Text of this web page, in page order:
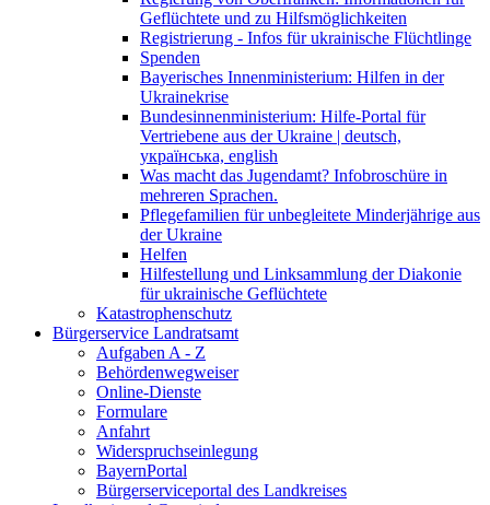
Geflüchtete und zu Hilfsmöglichkeiten
Registrierung - Infos für ukrainische Flüchtlinge
Spenden
Bayerisches Innenministerium: Hilfen in der
Ukrainekrise
Bundesinnenministerium: Hilfe-Portal für
Vertriebene aus der Ukraine | deutsch,
українська, english
Was macht das Jugendamt? Infobroschüre in
mehreren Sprachen.
Pflegefamilien für unbegleitete Minderjährige aus
der Ukraine
Helfen
Hilfestellung und Linksammlung der Diakonie
für ukrainische Geflüchtete
Katastrophenschutz
Bürgerservice Landratsamt
Aufgaben A - Z
Behördenwegweiser
Online-Dienste
Formulare
Anfahrt
Widerspruchseinlegung
BayernPortal
Bürgerserviceportal des Landkreises